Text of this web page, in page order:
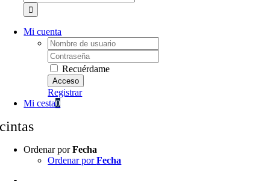
Mi cuenta
Username:
Password:
Recuérdame
Registrar
Mi cesta0
cintas
Ordenar porFecha
Ordenar porFecha